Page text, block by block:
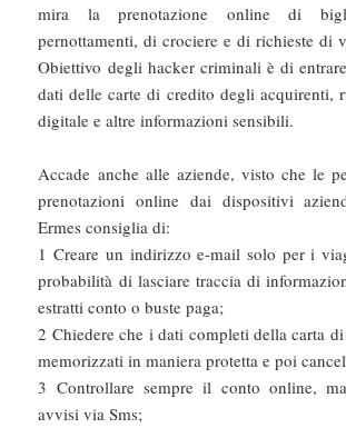
mira la prenotazione online di
pernottamenti, di crociere e di richieste di
Obiettivo degli hacker criminali è di
dati delle carte di credito degli acquirenti,
digitale e altre informazioni sensibili.
Accade anche alle aziende, visto che le
prenotazioni online dai dispositivi
Ermes consiglia di:
1 Creare un indirizzo e-mail solo per i
probabilità di lasciare traccia di
estratti conto o buste paga;
2 Chiedere che i dati completi della carta
memorizzati in maniera protetta e poi
3 Controllare sempre il conto online,
avvisi via Sms;